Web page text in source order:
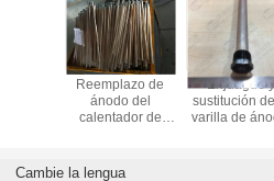
para
Reemplazo de
ánodo del
calentador de
Enjuague y
sustitución
varilla de
Cambie la lengua